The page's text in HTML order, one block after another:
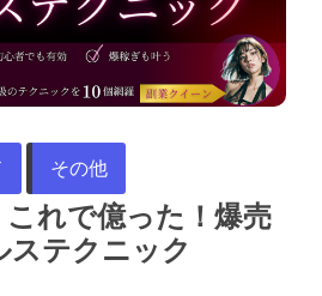
その他
これで億った！爆売
ステクニック